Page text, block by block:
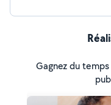
Gagnez du